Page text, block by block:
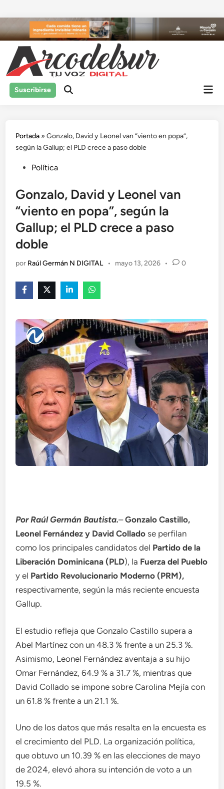
al
contenido
Suscribirse
Portada »Gonzalo, David y Leonel van “viento en popa”,
según la Gallup; el PLD crece a paso doble
Publicado
Política
Gonzalo, David y Leonel van
“viento en popa”, según la
Gallup; el PLD crece a paso
doble
por Raúl Germán N DIGITAL • mayo 13, 2026 • 0
Por Raúl Germán Bautista.–Gonzalo Castillo,
Leonel Fernández y David Collado se perfilan
como los principales candidatos del Partido de la
Liberación Dominicana (PLD), la Fuerza del Pueblo
y el Partido Revolucionario Moderno (PRM),
respectivamente, según la más reciente encuesta
Gallup.
El estudio refleja que Gonzalo Castillo supera a
Abel Martínez con un 48.3 % frente a un 25.3 %.
Asimismo, Leonel Fernández aventaja a su hijo
Omar Fernández, 64.9 % a 31.7 %, mientras que
David Collado se impone sobre Carolina Mejía con
un 61.8 % frente a un 21.1 %.
Uno de los datos que más resalta en la encuesta es
el crecimiento del PLD. La organización política,
que obtuvo un 10.39 % en las elecciones de mayo
de 2024, elevó ahora su intención de voto a un
19.5 %.